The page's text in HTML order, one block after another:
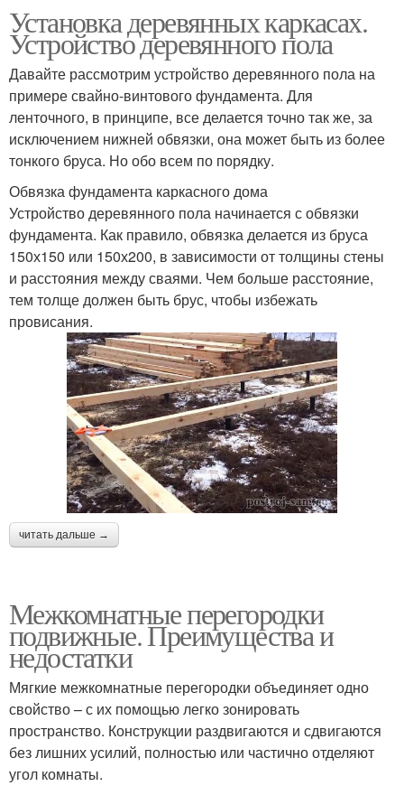
Установка деревянных каркасах.
Устройство деревянного пола
Давайте рассмотрим устройство деревянного пола на
примере свайно-винтового фундамента. Для
ленточного, в принципе, все делается точно так же, за
исключением нижней обвязки, она может быть из более
тонкого бруса. Но обо всем по порядку.
Обвязка фундамента каркасного дома
Устройство деревянного пола начинается с обвязки
фундамента. Как правило, обвязка делается из бруса
150х150 или 150х200, в зависимости от толщины стены
и расстояния между сваями. Чем больше расстояние,
тем толще должен быть брус, чтобы избежать
провисания.
читать дальше →
Межкомнатные перегородки
подвижные. Преимущества и
недостатки
Мягкие межкомнатные перегородки объединяет одно
свойство – с их помощью легко зонировать
пространство. Конструкции раздвигаются и сдвигаются
без лишних усилий, полностью или частично отделяют
угол комнаты.